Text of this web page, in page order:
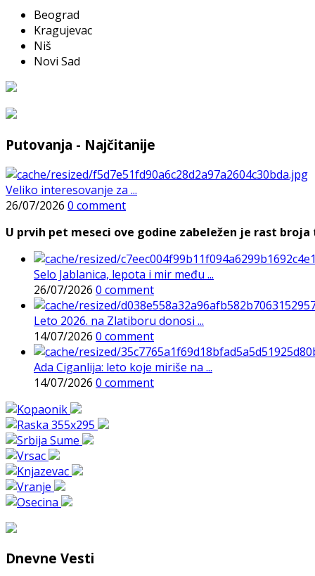
Beograd
Kragujevac
Niš
Novi Sad
Putovanja - Najčitanije
Veliko interesovanje za ...
26/07/2026 0 comment
U prvih pet meseci ove godine zabeležen je rast
Selo Jablanica, lepota i mir među ...
26/07/2026 0 comment
Leto 2026. na Zlatiboru donosi ...
14/07/2026 0 comment
Ada Ciganlija: leto koje miriše na ...
14/07/2026 0 comment
Dnevne Vesti